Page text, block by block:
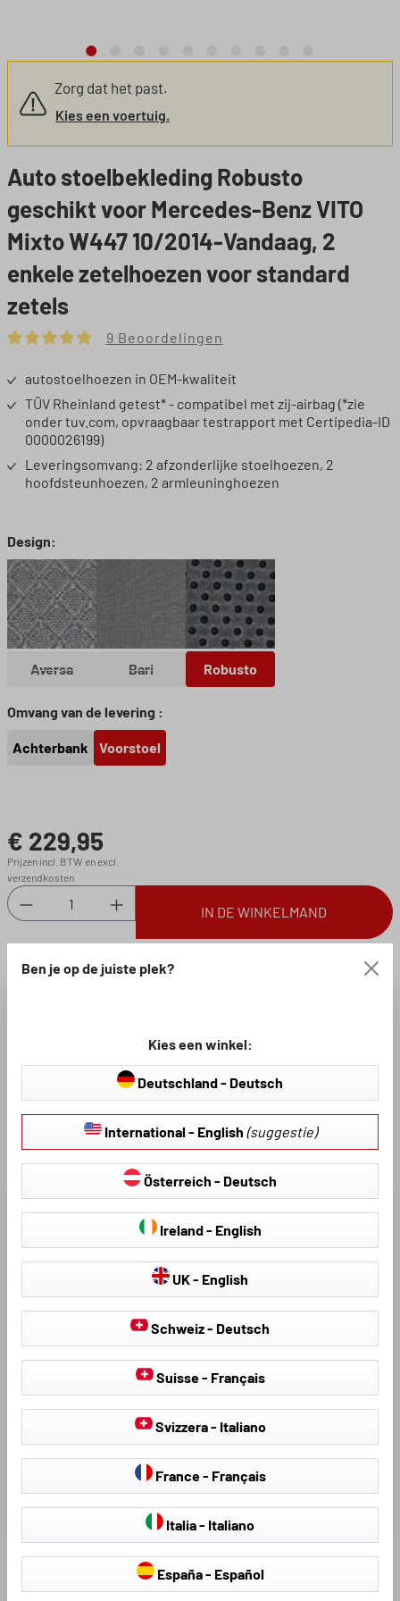
Zorg dat het past.
Kies een voertuig.
Auto stoelbekleding Robusto
geschikt voor Mercedes-Benz VITO
Mixto W447 10/2014-Vandaag, 2
enkele zetelhoezen voor standard
zetels
autostoelhoezen in OEM-kwaliteit
TÜV Rheinland getest* - compatibel met zij-airbag (*zie
onder tuv.com, opvraagbaar testrapport met Certipedia-ID
0000026199)
Leveringsomvang: 2 afzonderlijke stoelhoezen, 2
hoofdsteunhoezen, 2 armleuninghoezen
Selecteer
Design:
Aversa
Aversa
(Deze optie is momenteel niet beschikbaar.)
Bari
(Deze optie is momenteel niet beschikbaar.)
Robusto
Robusto
Selecteer
Omvang van de levering :
Achterbank Voorstoel
Normale prijs:
€ 229,95
Prijzen incl. BTW en excl.
verzendkosten
Producthoeveelheid: Voer de gewenste
IN DE WINKELMAND
9 Beoordelingen
Beschikbaar, levertijd: 2-3
Productnummer:
Loading...
BESCHIKBARE DOWNLOADS
BEOORDELINGEN
Ontdek meer producten voor uw voertuig:
Ben je op de juiste plek?
Kies een winkel:
Deutschland - Deutsch
International - English (suggestie)
Österreich - Deutsch
Ireland - English
UK - English
Schweiz - Deutsch
Suisse - Français
Svizzera - Italiano
France - Français
Italia - Italiano
España - Español